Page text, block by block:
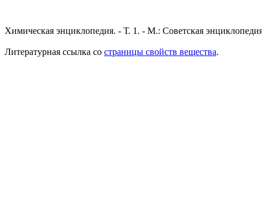
Химическая энциклопедия. - Т. 1. - М.: Советская
Литературная ссылка со страницы свойств вещества.